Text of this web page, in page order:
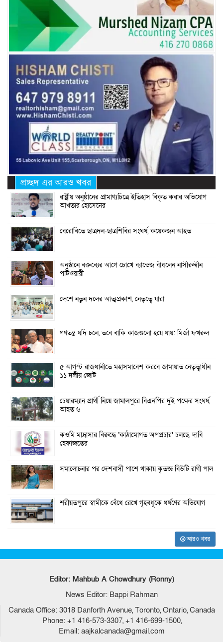
প্রচ্ছদ এর আরও খবর
রাষ্ট্রীয় অনুষ্ঠানের প্রামাণ্যচিত্রে ইতিহাস বিকৃত করার অভিযোগ
আখতার হোসেনের
বেরোবিতে ছাত্রদল-ছাত্রশিবির সংঘর্ষ, কয়েকজন আহত
অনুষ্ঠানে বক্তব্যের আগে চোখে ব্যান্ডেজ বাঁধলেন নাসীরুদ্দীন
পাটওয়ারী
দেশে নতুন দলের আত্মপ্রকাশ, নেতৃত্বে যারা
গণতন্ত্র যদি চলে, তবে বাকি কাজগুলো হয়ে যায়: মির্জা ফখরুল
৫ আগস্ট রাজধানীতে মহাসমাবেশ করবে জামায়াত নেতৃত্বাধীন
১১ দলীয় জোট
চেয়ারম্যান প্রার্থী নিয়ে জামালপুরে বিএনপির দুই পক্ষের সংঘর্ষ,
আহত ৬
কওমি মাদ্রাসার বিরুদ্ধে ‘কাঠামোগত অপপ্রচার’ চলছে, দাবি
হেফাজতের
সমালোচনার পর দেশবাসী পাশে থাকায় কৃতজ্ঞ বিউটি রাণী পাল
শরীয়তপুরে স্বামীকে বেঁধে রেখে গৃহবধূকে ধর্ষণের অভিযোগ
আরও খবর
Editor: Mahbub A Chowdhury (Ronny)
News Editor: Bappi Rahman
Canada Office: 3018 Danforth Avenue, Toronto, Ontario, Canada
Phone: +1 416-573-3307, +1 416-699-1500,
Email: aajkalcanada@gmail.com